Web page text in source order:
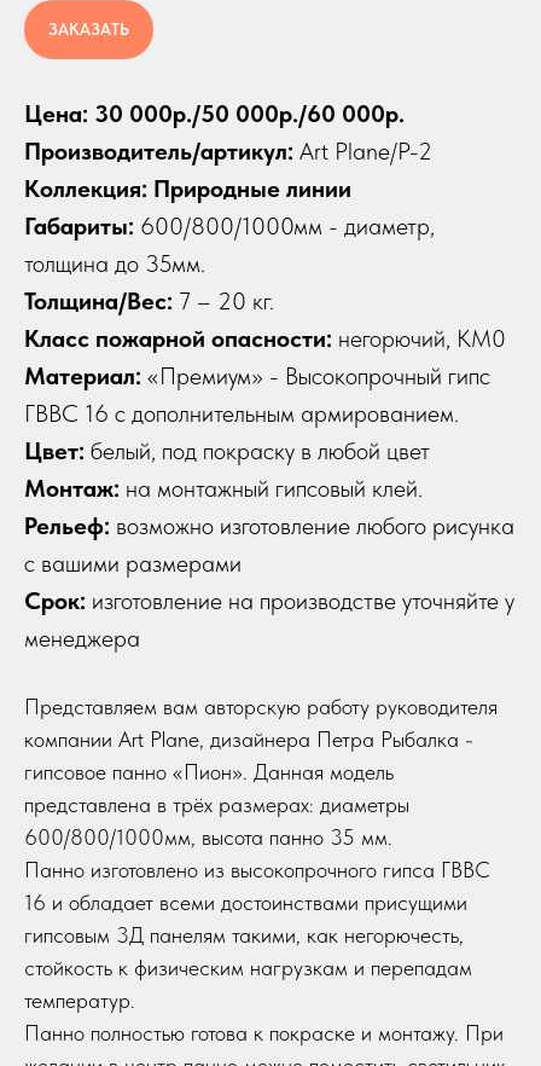
ЗАКАЗАТЬ
Цена: 30 000р./50 000р./60 000р.
Производитель/артикул: Art Plane/P-2
Коллекция: Природные линии
Габариты: 600/800/1000мм - диаметр,
толщина до 35мм.
Толщина/Вес: 7 – 20 кг.
Класс пожарной опасности: негорючий, КМ0
Материал: «Премиум» - Высокопрочный гипс
ГВВС 16 с дополнительным армированием.
Цвет: белый, под покраску в любой цвет
Монтаж: на монтажный гипсовый клей.
Рельеф: возможно изготовление любого рисунка
с вашими размерами
Срок: изготовление на производстве уточняйте у
менеджера
Представляем вам авторскую работу руководителя
компании Art Plane, дизайнера Петра Рыбалка -
гипсовое панно «Пион». Данная модель
представлена в трёх размерах: диаметры
600/800/1000мм, высота панно 35 мм.
Панно изготовлено из высокопрочного гипса ГВВС
16 и обладает всеми достоинствами присущими
гипсовым 3Д панелям такими, как негорючесть,
стойкость к физическим нагрузкам и перепадам
температур.
Панно полностью готова к покраске и монтажу. При